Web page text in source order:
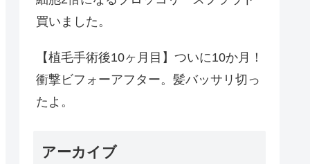
買いました。
【植毛手術後10ヶ月目】ついに10か月！
衝撃ビフォーアフター。髪バッサリ切っ
たよ。
アーカイブ